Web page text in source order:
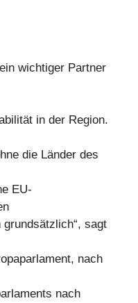
wichtiger Partner
in der Region.
die Länder des
EU-
sagt
nach
nach